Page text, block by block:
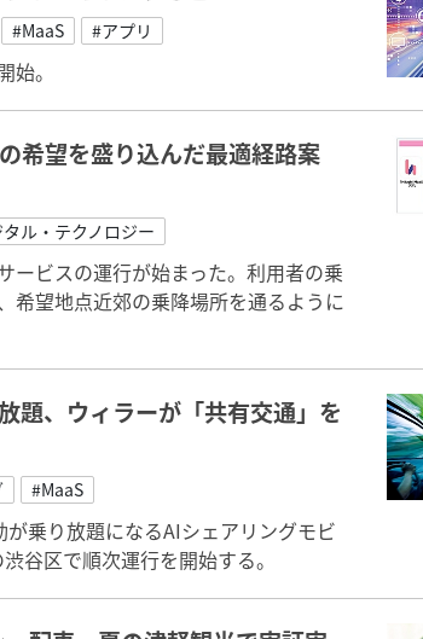
#MaaS #アプリ
。
希望を盛り込んだ最適経路案
ル・テクノロジー
ービスの運行が始まった。利用者の乗
希望地点近郊の乗降場所を通るように
題、ウィラーが「共有交通」を
#MaaS
乗り放題になるAIシェアリングモビ
谷区で順次運行を開始する。